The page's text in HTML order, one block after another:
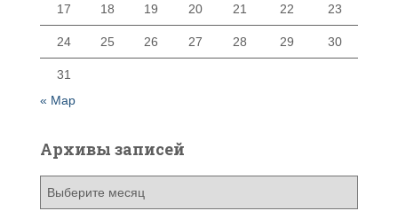
17 18 19 20 21 22 23
24 25 26 27 28 29 30
31
« Мар
Архивы записей